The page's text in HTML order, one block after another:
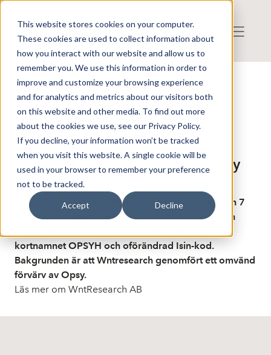
This website stores cookies on your computer.
These cookies are used to collect information about
how you interact with our website and allow us to
remember you. We use this information in order to
improve and customize your browsing experience
and for analytics and metrics about our visitors both
on this website and other media. To find out more
about the cookies we use, see our Privacy Policy.
If you decline, your information won’t be tracked
when you visit this website. A single cookie will be
used in your browser to remember your preference
not to be tracked.
Accept Decline
Publicerat: 2025-04-07 06:21:00
Detta är en nyhet från nyhetsbyrån FinwireDisclaimer
Finwire om WntResearch AB:
Wntresearch handlas i dag på
Spotlight med sitt nya namn Opsy
Forskningsbolaget Wntresearch handlas i dag den 7
april på Spotlight Stock Market med sitt nya namn
kortnamnet OPSYH och oförändrad Isin-kod.
Bakgrunden är att Wntresearch genomfört ett omvänd
förvärv av Opsy.
Läs mer om WntResearch AB